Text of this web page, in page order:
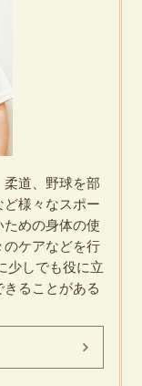
道、野球を部
様々なスポー
めの身体の使
ケアなどを行
少しでも役に立
ることがある